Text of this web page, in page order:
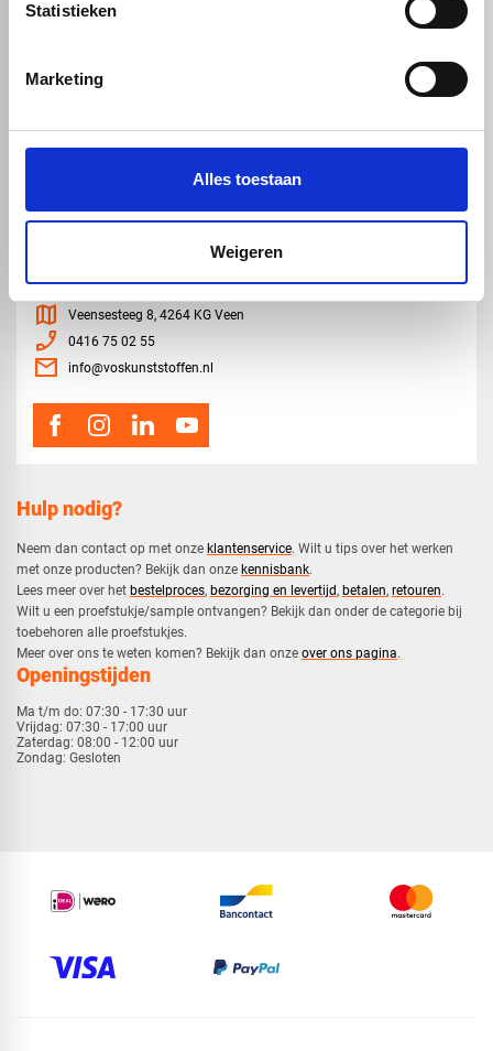
Statistieken
Marketing
Alles toestaan
Weigeren
Polycarbonaat platen
Hard PVC plaat
Geschuimd PVC plaat
Dibond
Staf, buis en profiel
Hulp nodig?
Neem dan contact op met onze klantenservice. Wilt u tips over het werken
met onze producten? Bekijk dan onze kennisbank.
​Lees meer over het bestelproces, bezorging en levertijd, betalen, retouren.​
​Wilt u een proefstukje/sample ontvangen? Bekijk dan onder de categorie bij
toebehoren alle proefstukjes.
​​Meer over ons te weten komen? Bekijk dan onze over ons pagina.
Openingstijden
Ma t/m do: 07:30 - 17:30 uur
Vrijdag: 07:30 - 17:00 uur
Zaterdag: 08:00 - 12:00 uur
Zondag: Gesloten
map Veensesteeg 8, 4264 KG Veen
phone_enabled 0416 75 02 55
mail info@voskunststoffen.nl